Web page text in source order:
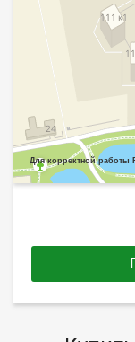
Для корректной работы